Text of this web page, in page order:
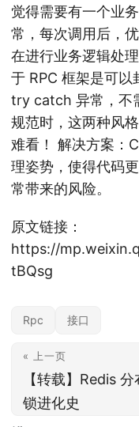
觉得需要有一个业
常，每次调用后，
在进行业务逻辑处
于 RPC 框架是可
try catch 异常，不
规范时，这两种风
难看！ 解决方案：
理姿势，使得代码
常带来的风险。
原文链接：
https://
tBQsg
Rpc 接口
« 上一页
【转载】Redis
锁进化史